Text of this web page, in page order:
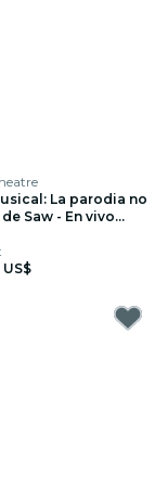
La parodia no
Saw - En vivo
York